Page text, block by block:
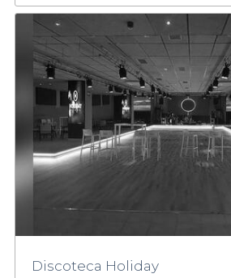
Discoteca Holiday